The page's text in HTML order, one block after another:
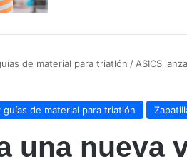
de material para triatlón / ASICS
guías de material para triatlón
una nueva